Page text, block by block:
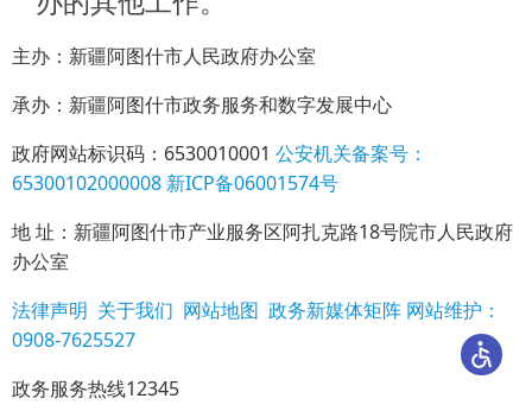
主办：新疆阿图什市人民政府办公室
承办：新疆阿图什市政务服务和数字发展中心
政府网站标识码：6530010001 公安机关备案号：
65300102000008 新ICP备06001574号
地 址：新疆阿图什市产业服务区阿扎克路18号院市人民政府
办公室
法律声明 关于我们 网站地图 政务新媒体矩阵 网站维护：
0908-7625527
政务服务热线12345